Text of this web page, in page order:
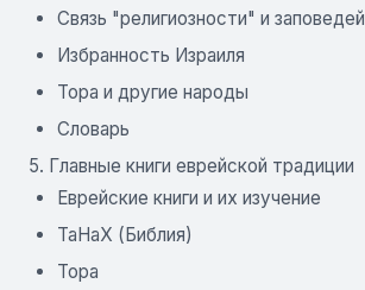
Связь "религиозности" и заповедей
Избранность Израиля
Тора и другие народы
Словарь
5. Главные книги еврейской традиции
Еврейские книги и их изучение
ТаНаХ (Библия)
Тора